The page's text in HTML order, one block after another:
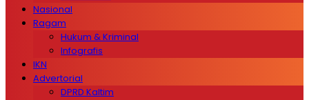
Nasional
Ragam
Hukum & Kriminal
Infografis
IKN
Advertorial
DPRD Kaltim